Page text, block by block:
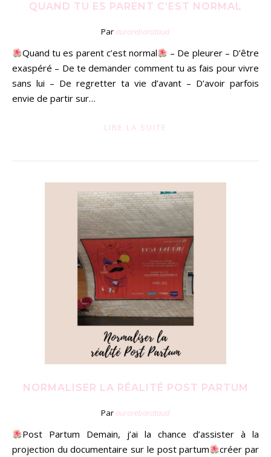
QUAND TU ES PARENT C’EST NORMAL
Par aurorebarataud
Quand tu es parent c’est normal
– De pleurer – D’être
exaspéré – De te demander comment tu as fais pour vivre
sans lui – De regretter ta vie d’avant – D’avoir parfois
envie de partir sur…
LIRE LA SUITE
NORMALISER LA RÉALITÉ POST PARTUM
Par aurorebarataud
Post Partum Demain, j’ai la chance d’assister à la
projection du documentaire sur le post partum
créer par